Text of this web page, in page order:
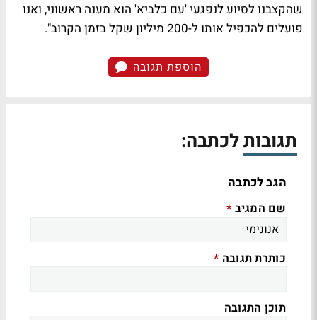
שהקצבנו לסיוע לנפגעי 'עם כלביא' הוא מענה ראשוני, ואנו
פועלים להכפיל אותו ל-200 מיליון שקל בזמן הקרוב".
הוספת תגובה
תגובות לכתבה:
הגב לכתבה
שם המגיב *
כותרת תגובה *
תוכן התגובה